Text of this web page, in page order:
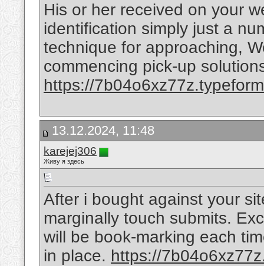
His or her received on your
identification simply just a
technique for approaching,
commencing pick-up
https://
13.12.2024, 11:48
karejej306
Живу я здесь
After i bought against your
marginally touch submits.
will be book-marking each
in place. https://